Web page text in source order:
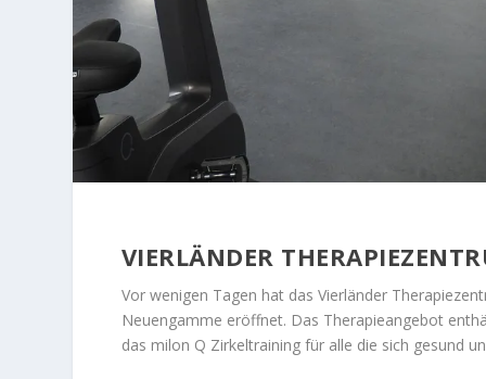
VIERLÄNDER
Vor wenigen Tagen hat das Vierländer
Neuengamme eröffnet. Das Therapieangebot
das milon Q Zirkeltraining für alle die sich gesund